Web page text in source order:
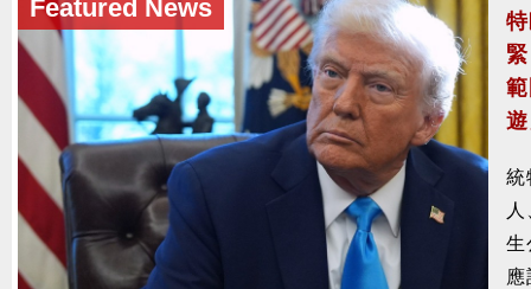
Featured News
槍
示